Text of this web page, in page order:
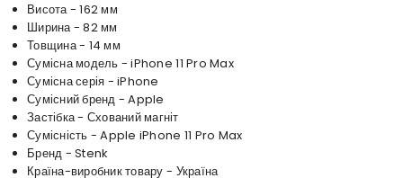
Висота - 162 мм
Ширина - 82 мм
Товщина - 14 мм
Сумісна модель - iPhone 11 Pro Max
Сумісна серія - iPhone
Сумісний бренд - Apple
Застібка - Схований магніт
Сумісність - Apple iPhone 11 Pro Max
Бренд - Stenk
Країна-виробник товару - Україна